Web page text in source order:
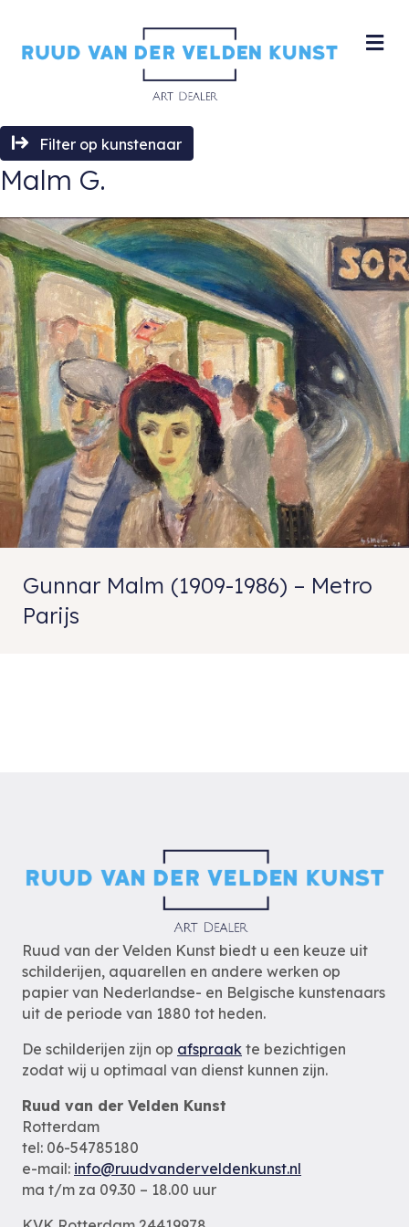
Filter op kunstenaar
Malm G.
Gunnar Malm (1909-1986) – Metro
Parijs
Ruud van der Velden Kunst biedt u een keuze uit
schilderijen, aquarellen en andere werken op
papier van Nederlandse- en Belgische kunstenaars
uit de periode van 1880 tot heden.
De schilderijen zijn op afspraak te bezichtigen
zodat wij u optimaal van dienst kunnen zijn.
Ruud van der Velden Kunst
Rotterdam
tel: 06-54785180
e-mail: info@ruudvanderveldenkunst.nl
ma t/m za 09.30 – 18.00 uur